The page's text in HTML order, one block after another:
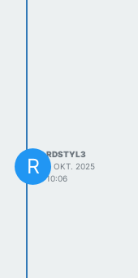
R
RDSTYL3
8 OKT. 2025
10:06